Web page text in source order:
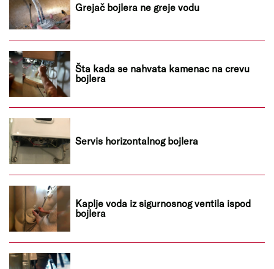
Grejač bojlera ne greje vodu
Šta kada se nahvata kamenac na crevu
bojlera
Servis horizontalnog bojlera
Kaplje voda iz sigurnosnog ventila ispod
bojlera